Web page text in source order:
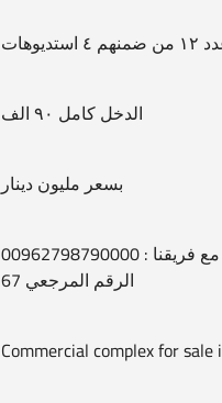
الدخل كامل ٩٠ الف
بسعر مليون دينار
: 00962798790000
الرقم المرجعي 67
Commercial complex for